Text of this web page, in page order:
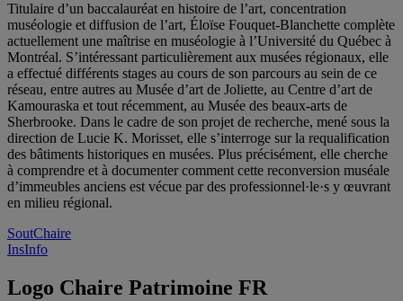
Titulaire d’un baccalauréat en histoire de l’art, concentration
muséologie et diffusion de l’art, Éloïse Fouquet-Blanchette complète
actuellement une maîtrise en muséologie à l’Université du Québec à
Montréal. S’intéressant particulièrement aux musées régionaux, elle
a effectué différents stages au cours de son parcours au sein de ce
réseau, entre autres au Musée d’art de Joliette, au Centre d’art de
Kamouraska et tout récemment, au Musée des beaux-arts de
Sherbrooke. Dans le cadre de son projet de recherche, mené sous la
direction de Lucie K. Morisset, elle s’interroge sur la requalification
des bâtiments historiques en musées. Plus précisément, elle cherche
à comprendre et à documenter comment cette reconversion muséale
d’immeubles anciens est vécue par des professionnel·le·s y œuvrant
en milieu régional.
SoutChaire
InsInfo
Logo Chaire Patrimoine FR